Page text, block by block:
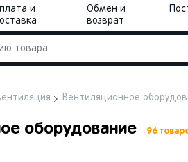
и
Обмен и
возврат
Вентиляционное
оборудование 96